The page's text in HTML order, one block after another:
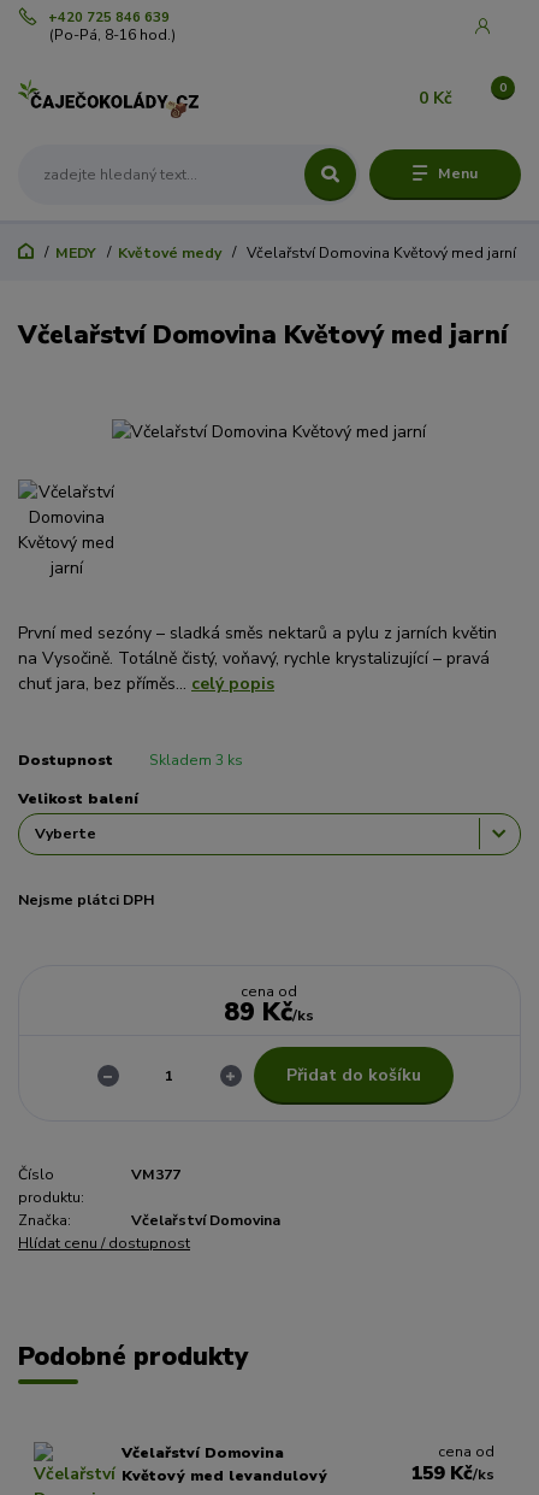
Menu
+420 725 846 639
(Po-Pá, 8-16 hod.)
0
0 Kč
MEDY Květové medy Včelařství Domovina Květový med jarní
Včelařství Domovina Květový med jarní
První med sezóny – sladká směs nektarů a pylu z jarních květin
na Vysočině. Totálně čistý, voňavý, rychle krystalizující – pravá
chuť jara, bez příměs... celý popis
Dostupnost Skladem 3 ks
Velikost balení
Nejsme plátci DPH
cena od
89 Kč/ks
Přidat do košíku
Číslo
produktu:
VM377
Značka:
Včelařství Domovina
Hlídat cenu / dostupnost
Podobné produkty
Včelařství Domovina
Květový med levandulový
cena od
159 Kč/ks